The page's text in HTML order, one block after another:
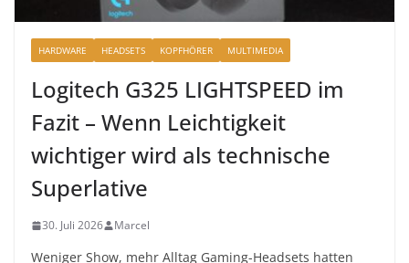
HARDWARE HEADSETS KOPFHÖRER MULTIMEDIA
Logitech G325 LIGHTSPEED im
Fazit – Wenn Leichtigkeit
wichtiger wird als technische
Superlative
30. Juli 2026 Marcel
Weniger Show, mehr Alltag Gaming-Headsets hatten